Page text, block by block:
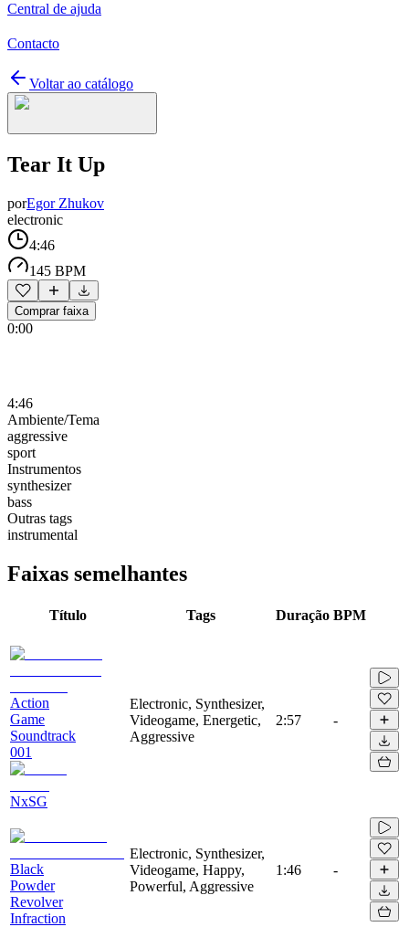
Central de ajuda
Contacto
Voltar ao catálogo
Tear It Up
porEgor Zhukov
electronic
4:46
145 BPM
Comprar faixa
0:00
4:46
Ambiente/Tema
aggressive
sport
Instrumentos
synthesizer
bass
Outras tags
instrumental
Faixas semelhantes
Título Tags Duração BPM
Action
Game
Soundtrack
001
NxSG
Electronic, Synthesizer,
Videogame, Energetic,
Aggressive
2:57 -
Black
Powder
Revolver
Infraction
Electronic, Synthesizer,
Videogame, Happy,
Powerful, Aggressive
1:46 -